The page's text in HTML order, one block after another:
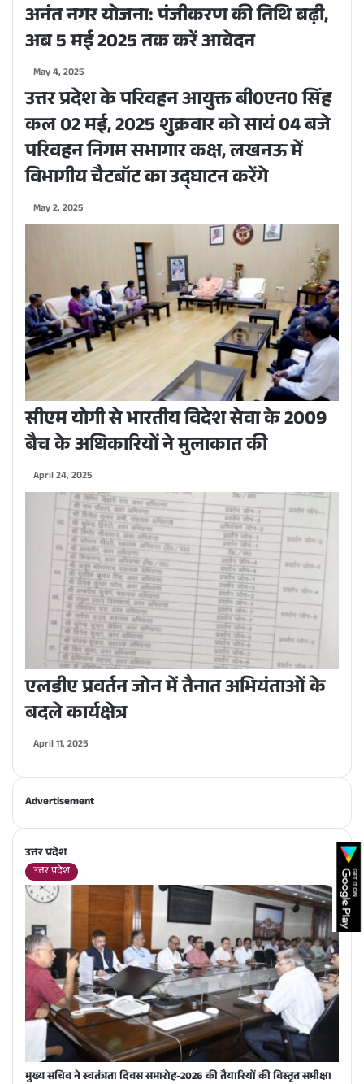
अनंत नगर योजना: पंजीकरण की तिथि बढ़ी,
अब 5 मई 2025 तक करें आवेदन
May 4, 2025
उत्तर प्रदेश के परिवहन आयुक्त बी0एन0 सिंह
कल 02 मई, 2025 शुक्रवार को सायं 04 बजे
परिवहन निगम सभागार कक्ष, लखनऊ में
विभागीय चैटबॉट का उद्घाटन करेंगे
May 2, 2025
सीएम योगी से भारतीय विदेश सेवा के 2009
बैच के अधिकारियों ने मुलाकात की
April 24, 2025
एलडीए प्रवर्तन जोन में तैनात अभियंताओं के
बदले कार्यक्षेत्र
April 11, 2025
Advertisement
उत्तर प्रदेश
उत्तर प्रदेश
मुख्य सचिव ने स्वतंत्रता दिवस समारोह-2026 की तैयारियों की विस्तृत समीक्षा